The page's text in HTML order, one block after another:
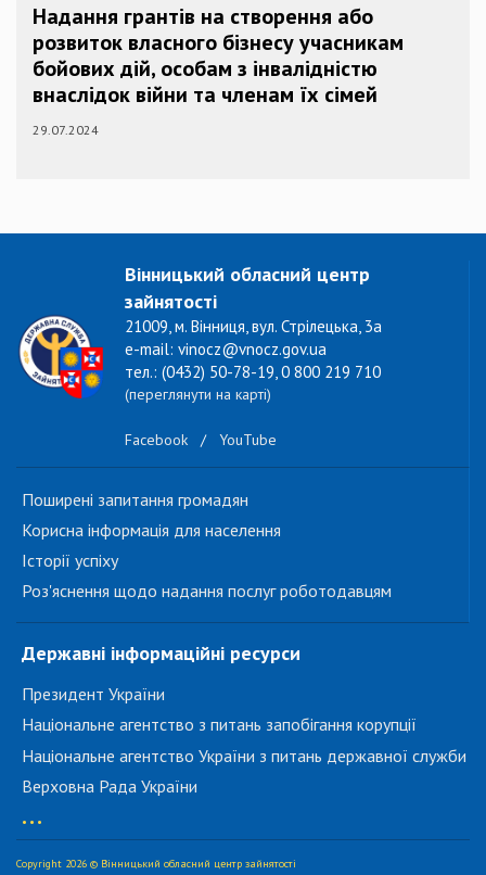
Надання грантів на створення або
розвиток власного бізнесу учасникам
бойових дій, особам з інвалідністю
внаслідок війни та членам їх сімей
29.07.2024
Вінницький обласний центр
зайнятості
21009, м. Вінниця, вул. Стрілецька, 3а
e-mail: vinocz@vnocz.gov.ua
тел.: (0432) 50-78-19, 0 800 219 710
(переглянути на карті)
Facebook / YouTube
Поширені запитання громадян
Корисна інформація для населення
Історії успіху
Роз'яснення щодо надання послуг роботодавцям
Державні інформаційні ресурси
Президент України
Національне агентство з питань запобігання корупції
Національне агентство України з питань державної служби
Верховна Рада України
...
Copyright 2026 © Вінницький обласний центр зайнятості